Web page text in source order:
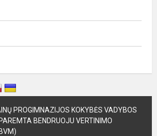
PROGIMNAZIJOS KOKYBĖS VADYBOS
BENDRUOJU VERTINIMO